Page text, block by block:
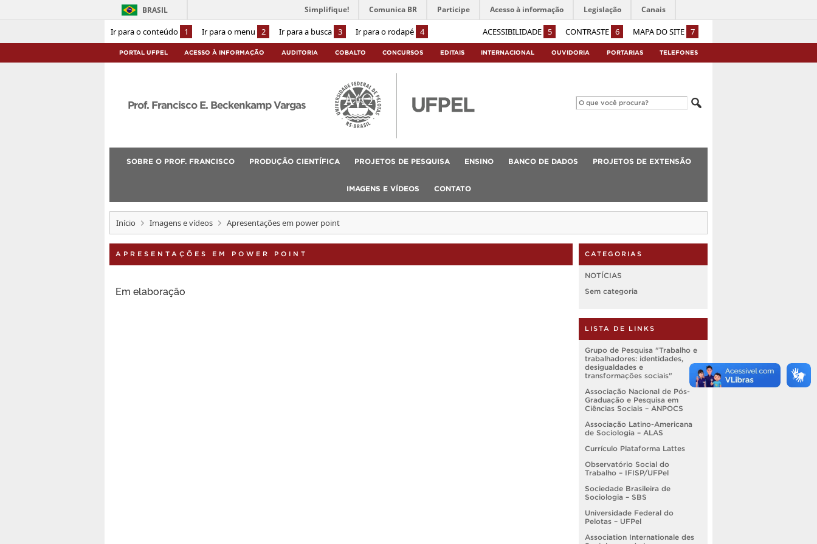
Ir para o conteúdo 1 Ir para o menu 2 Ir para a busca 3 Ir para o rodapé 4 ACESSIBILIDADE 5 CONTRASTE 6 MAPA DO SITE 7
BRASIL Simplifique! Comunica BR Participe Acesso à informação Legislação Canais
PORTAL UFPEL ACESSO À INFORMAÇÃO AUDITORIA COBALTO CONCURSOS EDITAIS INTERNACIONAL OUVIDORIA PORTARIAS TELEFONES
Prof. Francisco E. Beckenkamp Vargas
SOBRE O PROF. FRANCISCO PRODUÇÃO CIENTÍFICA PROJETOS DE PESQUISA ENSINO BANCO DE DADOS PROJETOS DE EXTENSÃO
IMAGENS E VÍDEOS CONTATO
Início Imagens e vídeos Apresentações em power point
APRESENTAÇÕES EM POWER POINT
Em elaboração
CATEGORIAS
NOTÍCIAS
Sem categoria
LISTA DE LINKS
Grupo de Pesquisa "Trabalho e
trabalhadores: identidades,
desigualdades e
transformações sociais"
Associação Nacional de Pós-
Graduação e Pesquisa em
Ciências Sociais – ANPOCS
Associação Latino-Americana
de Sociologia – ALAS
Currículo Plataforma Lattes
Observatório Social do
Trabalho – IFISP/UFPel
Sociedade Brasileira de
Sociologia – SBS
Universidade Federal do
Pelotas – UFPel
Association Internationale des